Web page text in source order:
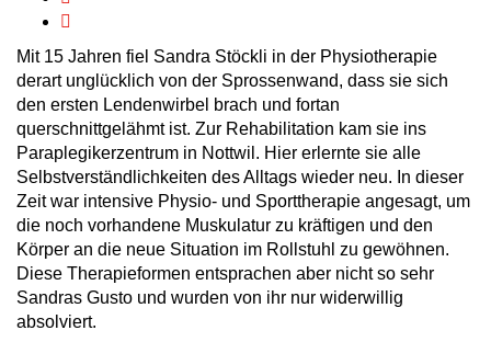
Mit 15 Jahren fiel Sandra Stöckli in der Physiotherapie
derart unglücklich von der Sprossenwand, dass sie sich
den ersten Lendenwirbel brach und fortan
querschnittgelähmt ist. Zur Rehabilitation kam sie ins
Paraplegikerzentrum in Nottwil. Hier erlernte sie alle
Selbstverständlichkeiten des Alltags wieder neu. In dieser
Zeit war intensive Physio- und Sporttherapie angesagt, um
die noch vorhandene Muskulatur zu kräftigen und den
Körper an die neue Situation im Rollstuhl zu gewöhnen.
Diese Therapieformen entsprachen aber nicht so sehr
Sandras Gusto und wurden von ihr nur widerwillig
absolviert.